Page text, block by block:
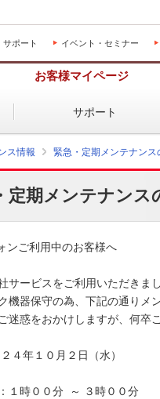
サポート イベント・セミナー
お客様マイページ
サポート
ス情報 緊急・定期メンテナンス
定期メンテナンス
ンご利用中のお客様へ
サービスをご利用いただきま
機器保守の為、下記の通りメ
迷惑をおかけしますが、何卒
４年１０月２日（水）
１時００分  ～ ３時００分